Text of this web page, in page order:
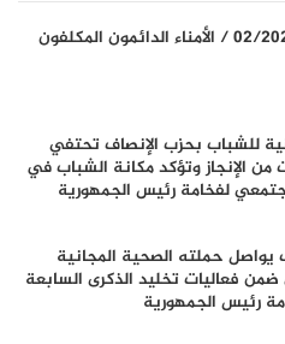
بيان رقم: 02/2026 / الأمناء الدائمون المكلفون
للشباب بحزب الإنصاف تحتفي
الإنجاز وتؤكد مكانة الشباب في
لفخامة رئيس الجمهورية
يواصل حملته الصحية المجانية
ضمن فعاليات تخليد الذكرى السابعة
رئيس الجمهورية